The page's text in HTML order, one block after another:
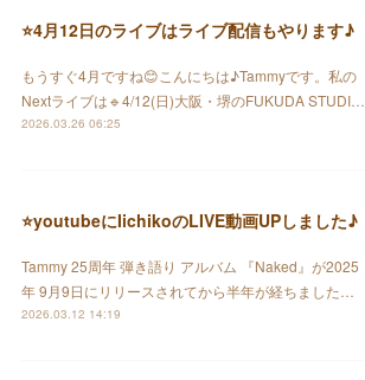
⭐️4月12日のライブはライブ配信もやります♪
もうすぐ4月ですね😊こんにちは♪Tammyです。私の
Nextライブは🔹4/12(日)大阪・堺のFUKUDA STUDI…
2026.03.26 06:25
⭐️youtubeにIichikoのLIVE動画UPしました♪
Tammy 25周年 弾き語り アルバム 『Naked』が2025
年 9月9日にリリースされてから半年が経ちました…
2026.03.12 14:19